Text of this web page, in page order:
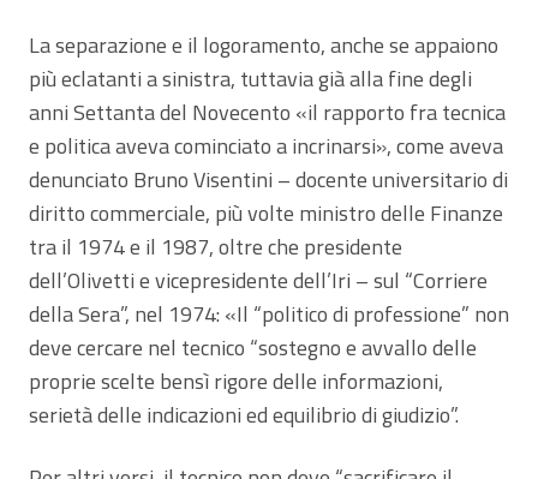
La separazione e il logoramento, anche se appaiono
più eclatanti a sinistra, tuttavia già alla fine degli
anni Settanta del Novecento «il rapporto fra tecnica
e politica aveva cominciato a incrinarsi», come aveva
denunciato Bruno Visentini – docente universitario di
diritto commerciale, più volte ministro delle Finanze
tra il 1974 e il 1987, oltre che presidente
dell’Olivetti e vicepresidente dell’Iri – sul “Corriere
della Sera”, nel 1974: «Il “politico di professione” non
deve cercare nel tecnico “sostegno e avvallo delle
proprie scelte bensì rigore delle informazioni,
serietà delle indicazioni ed equilibrio di giudizio”.